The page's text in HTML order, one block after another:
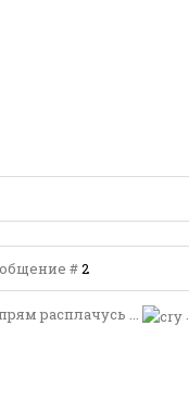
#2
расплачусь ...